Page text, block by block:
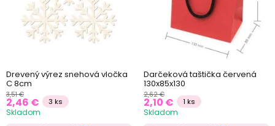
Drevený výrez snehová vločka
C 8cm
3,51 €
2,46 € 3 ks
Skladom
Darčeková taštička červená
130x85x130
2,62 €
2,10 € 1 ks
Skladom